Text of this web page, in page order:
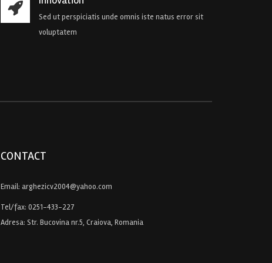
Sed ut perspiciatis unde omnis iste natus error sit
voluptatem
CONTACT
Email: arghezicv2004@yahoo.com
Tel/fax: 0251-433-227
Adresa: Str. Bucovina nr.5, Craiova, Romania